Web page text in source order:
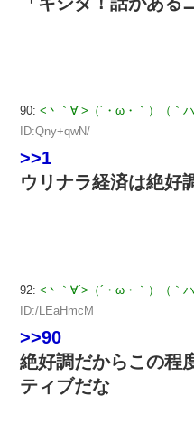
90: <丶｀∀´>（´・ω・｀）（｀
ID:Qny+qwN/
>>1
ウリナラ経済は絶好
92: <丶｀∀´>（´・ω・｀）（｀
ID:/LEaHmcM
>>90
絶好調だからこの程
ティブだな